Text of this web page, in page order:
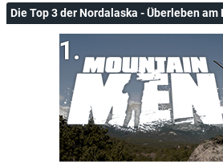
Die Top 3 der Nordalaska - Überleben